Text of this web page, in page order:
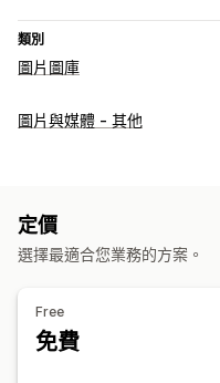
類別
圖片圖庫
圖庫類型
自訂
自訂樣式 自訂 CSS 大量上傳
圖片與媒體 - 其他
定價
選擇最適合您業務的方案。
Free
免費